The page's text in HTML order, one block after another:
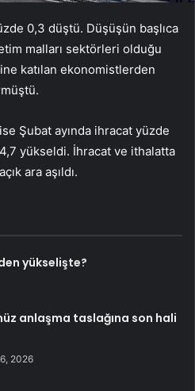
0,3 düştü. Düşüşün başlıca
malları sektörleri olduğu
katılan ekonomistlerden
Şubat ayında ihracat yüzde
yükseldi. İhracat ve ithalatta
ara aşıldı.
yükselişte?
anlaşma taslağına son hali
2026